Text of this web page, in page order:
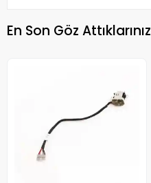
En Son Göz Attıklarınız